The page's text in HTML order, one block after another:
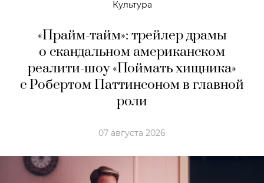
Культура
«Прайм-тайм»: трейлер драмы
о скандальном американском
реалити-шоу «Поймать хищника»
с Робертом Паттинсоном в главной
роли
07 августа 2026